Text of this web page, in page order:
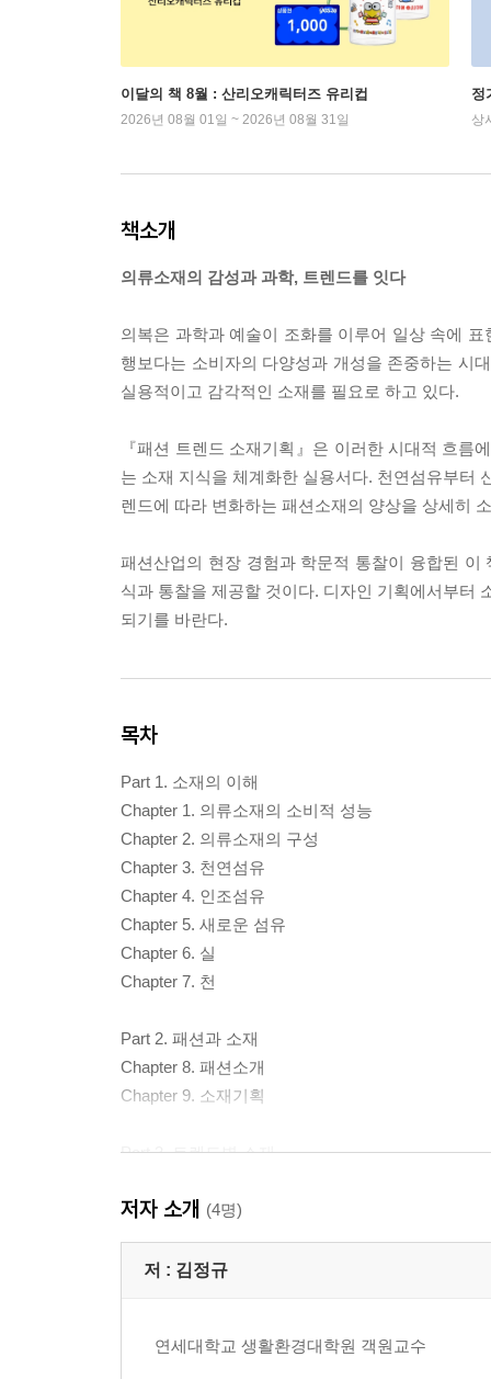
이달의 책 8월 : 산리오캐릭터즈 유리컵
2026년 08월 01일 ~ 2026년 08월 31일
정
상
책소개
의류소재의 감성과 과학, 트렌드를 잇다
의복은 과학과 예술이 조화를 이루어 일상 속에
행보다는 소비자의 다양성과 개성을 존중하는 시
실용적이고 감각적인 소재를 필요로 하고 있다.
『패션 트렌드 소재기획』은 이러한 시대적 흐름
는 소재 지식을 체계화한 실용서다. 천연섬유부터
렌드에 따라 변화하는 패션소재의 양상을 상세히
패션산업의 현장 경험과 학문적 통찰이 융합된 이
식과 통찰을 제공할 것이다. 디자인 기획에서부터
되기를 바란다.
목차
Part 1. 소재의 이해
Chapter 1. 의류소재의 소비적 성능
Chapter 2. 의류소재의 구성
Chapter 3. 천연섬유
Chapter 4. 인조섬유
Chapter 5. 새로운 섬유
Chapter 6. 실
Chapter 7. 천
Part 2. 패션과 소재
Chapter 8. 패션소개
Chapter 9. 소재기획
Part 3. 트렌드별 소재
Chapter 11. 퍼지 트렌드 소재
Chapter 12. 글로벌 트렌드 소재
Chapter 13. 노스탤지어-에스닉 소재
저자 소개 (4명)
저 : 김정규
연세대학교 생활환경대학원 객원교수